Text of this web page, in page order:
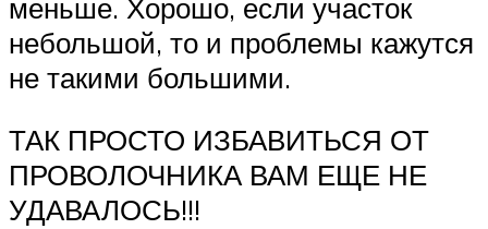
меньше. Хорошо, если участок
небольшой, то и проблемы кажутся
не такими большими.
ТАК ПРОСТО ИЗБАВИТЬСЯ ОТ
ПРОВОЛОЧНИКА ВАМ ЕЩЕ НЕ
УДАВАЛОСЬ!!!